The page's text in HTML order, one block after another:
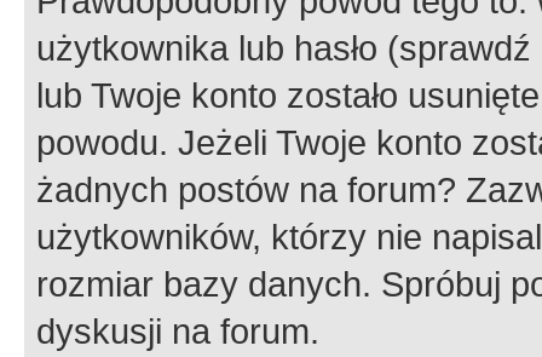
użytkownika lub hasło
lub Twoje konto zostało
powodu. Jeżeli Twoje konto
żadnych postów na forum?
użytkowników, którzy nie
rozmiar bazy danych. Spróbuj
dyskusji na forum.